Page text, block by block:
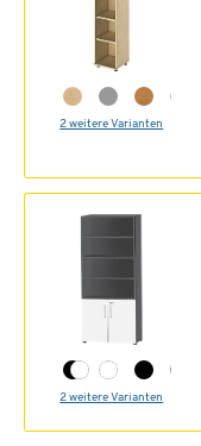
2 weitere Varianten
2 weitere Varianten